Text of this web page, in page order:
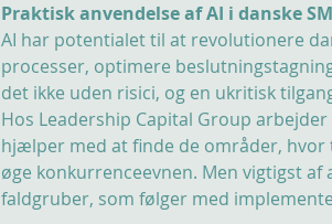
Praktisk anvendelse af AI i danske
AI har potentialet til at revolutionere
processer, optimere
det ikke uden risici, og en ukritisk
Hos Leadership Capital Group
hjælper med at finde de områder,
øge konkurrenceevnen. Men vigtigst
faldgruber, som følger med